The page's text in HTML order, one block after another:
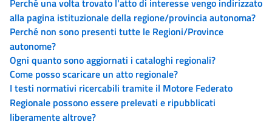
Perché una volta trovato l'atto di interesse vengo indirizzato
alla pagina istituzionale della regione/provincia autonoma?
Perché non sono presenti tutte le Regioni/Province
autonome?
Ogni quanto sono aggiornati i cataloghi regionali?
Come posso scaricare un atto regionale?
I testi normativi ricercabili tramite il Motore Federato
Regionale possono essere prelevati e ripubblicati
liberamente altrove?